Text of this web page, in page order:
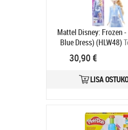
Mattel Disney: Frozen
Blue Dress) (HLW48)
Tarneaeg 6-9 tp
30,90 €
LISA